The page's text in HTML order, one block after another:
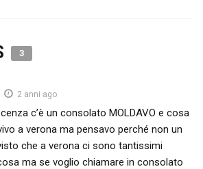
3
2 anni ago
c’è un consolato MOLDAVO e cosa
a verona ma pensavo perché non un
che a verona ci sono tantissimi
ma se voglio chiamare in consolato